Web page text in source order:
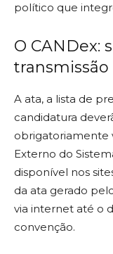
político que
O CANDex:
transmissão
A ata, a lista de
candidatura
obrigatoriamente
Externo do
disponível nos
da ata gerado
via internet até o
convenção.